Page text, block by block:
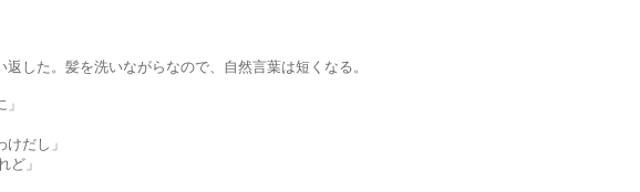
髪を洗いながらなので、自然言葉は短くなる。
だし」
」